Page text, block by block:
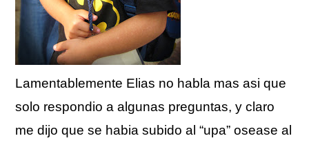
Lamentablemente Elias no habla mas asi que
solo respondio a algunas preguntas, y claro
me dijo que se habia subido al “upa” osease al